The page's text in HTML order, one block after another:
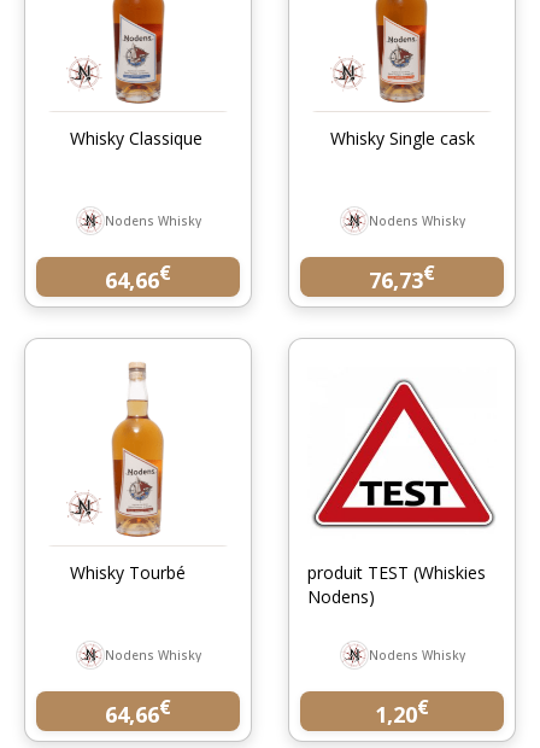
Whisky Classique
Nodens Whisky
64,66€
Whisky Single cask
Nodens Whisky
76,73€
Whisky Tourbé
Nodens Whisky
64,66€
produit TEST (Whiskies
Nodens)
Nodens Whisky
1,20€